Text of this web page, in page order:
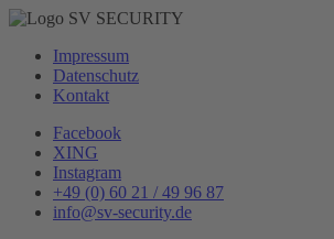
Impressum
Datenschutz
Kontakt
Facebook
XING
Instagram
+49 (0) 60 21 / 49 96 87
info@sv-security.de